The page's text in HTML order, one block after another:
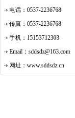
电话：0537-2236768
传真：0537-2236768
手机：15153712303
Email：sddsdz@163.com
网址：www.sddsdz.cn